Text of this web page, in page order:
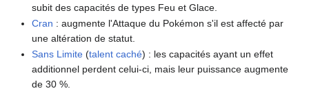
subit des capacités de types Feu et Glace.
Cran : augmente l'Attaque du Pokémon s'il est affecté par
une altération de statut.
Sans Limite (talent caché) : les capacités ayant un effet
additionnel perdent celui-ci, mais leur puissance augmente
de 30 %.